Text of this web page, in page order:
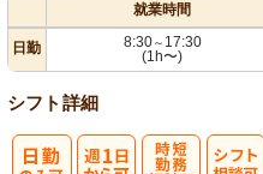
就業時間
日勤 8:30～ 17:30
(1h〜)
シフト詳細